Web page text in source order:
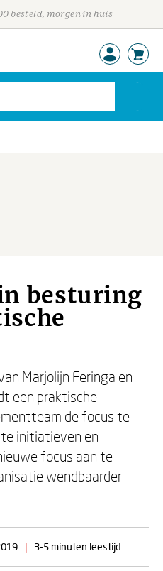
besteld, morgen in huis
besturing
Marjolijn Feringa en
een praktische
de focus te
initiatieven en
focus aan te
wendbaarder
| 3-5 minuten leestijd